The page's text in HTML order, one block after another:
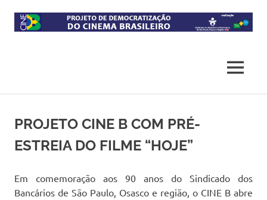
content
brasileiro
MENU
PROJETO CINE B COM PRÉ-
ESTREIA DO FILME “HOJE”
Em comemoração aos 90 anos do Sindicado dos
Bancários de São Paulo, Osasco e região, o CINE B abre